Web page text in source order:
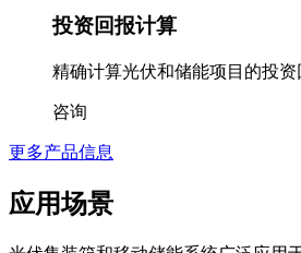
投资回报计算
精确计算光伏和储能项目的投资
咨询
更多产品信息
应用场景